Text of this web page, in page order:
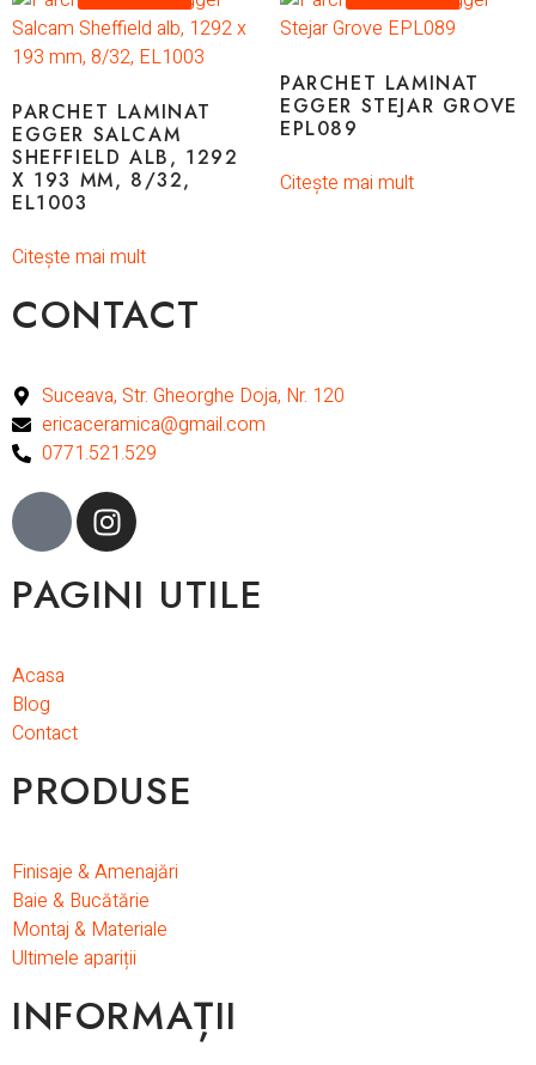
PARCHET LAMINAT
EGGER SALCAM
SHEFFIELD ALB, 1292
X 193 MM, 8/32,
EL1003
Citește mai mult
PARCHET LAMINAT
EGGER STEJAR GROVE
EPL089
Citește mai mult
CONTACT
Suceava, Str. Gheorghe Doja, Nr. 120
ericaceramica@gmail.com
0771.521.529
PAGINI UTILE
Acasa
Blog
Contact
PRODUSE
Finisaje & Amenajări
Baie & Bucătărie
Montaj & Materiale
Ultimele apariții
INFORMAȚII